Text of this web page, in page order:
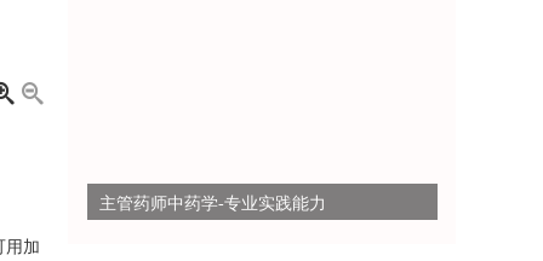

用加
主管药师中药学-专业实践能力